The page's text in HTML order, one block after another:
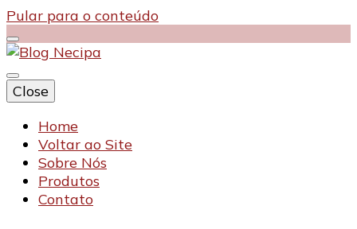
Pular para o conteúdo
Blog Necipa
Close
Home
Voltar ao Site
Sobre Nós
Produtos
Contato